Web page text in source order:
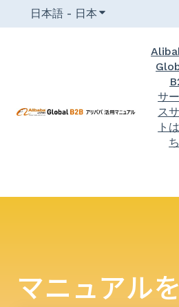
日本語 - 日本 翻訳のサブメニ
サ
ス
ト
マニュアル